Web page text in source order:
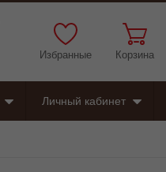
Избранные Корзина
Личный кабинет